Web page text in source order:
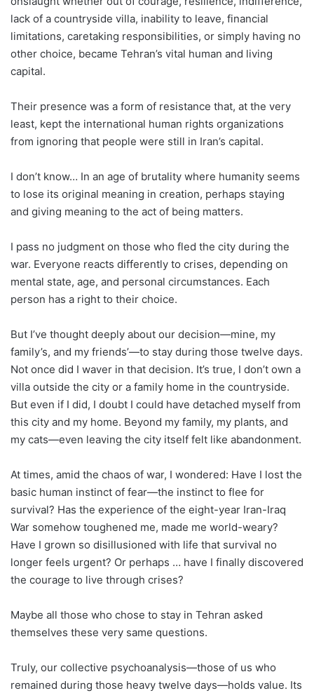
lack of a countryside villa, inability to leave, financial
limitations, caretaking responsibilities, or simply having no
other choice, became Tehran’s vital human and living
capital.
Their presence was a form of resistance that, at the very
least, kept the international human rights organizations
from ignoring that people were still in Iran’s capital.
I don’t know… In an age of brutality where humanity seems
to lose its original meaning in creation, perhaps staying
and giving meaning to the act of being matters.
I pass no judgment on those who fled the city during the
war. Everyone reacts differently to crises, depending on
mental state, age, and personal circumstances. Each
person has a right to their choice.
But I’ve thought deeply about our decision—mine, my
family’s, and my friends’—to stay during those twelve days.
Not once did I waver in that decision. It’s true, I don’t own a
villa outside the city or a family home in the countryside.
But even if I did, I doubt I could have detached myself from
this city and my home. Beyond my family, my plants, and
my cats—even leaving the city itself felt like abandonment.
At times, amid the chaos of war, I wondered: Have I lost the
basic human instinct of fear—the instinct to flee for
survival? Has the experience of the eight-year Iran-Iraq
War somehow toughened me, made me world-weary?
Have I grown so disillusioned with life that survival no
longer feels urgent? Or perhaps … have I finally discovered
the courage to live through crises?
Maybe all those who chose to stay in Tehran asked
themselves these very same questions.
Truly, our collective psychoanalysis—those of us who
remained during those heavy twelve days—holds value. Its